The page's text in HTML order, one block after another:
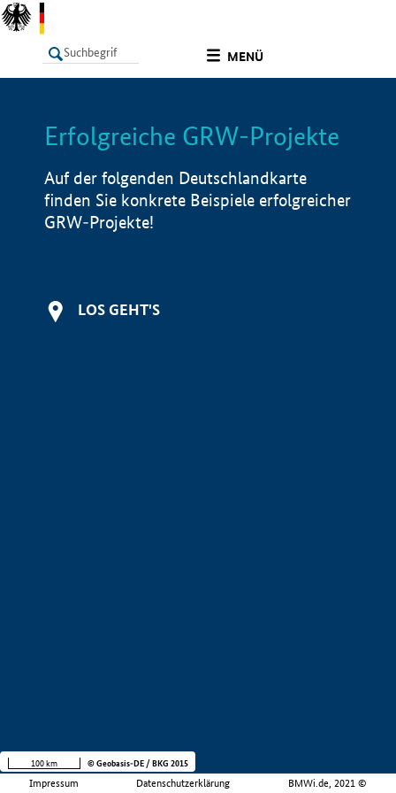
MENÜ
LISTE Info
Erfolgreiche GRW-Projekte
Auf der folgenden Deutschlandkarte
finden Sie konkrete Beispiele erfolgreicher
GRW-Projekte!
LOS GEHT'S
Impressum Datenschutzerklärung BMWi.de, 2021 ©
100 km © Geobasis-DE / BKG 2015